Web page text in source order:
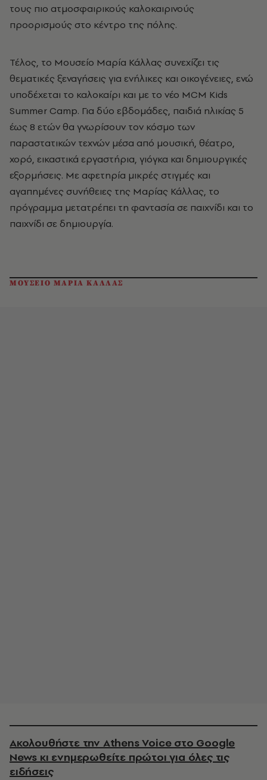
τους πιο ατμοσφαιρικούς καλοκαιρινούς
προορισμούς στο κέντρο της πόλης.
Τέλος, το Μουσείο Μαρία Κάλλας συνεχίζει τις
θεματικές ξεναγήσεις για ενήλικες και οικογένειες, ενώ
υποδέχεται το καλοκαίρι και με το νέο MCM Kids
Summer Camp. Για δύο εβδομάδες, παιδιά ηλικίας 5
έως 8 ετών θα γνωρίσουν τον κόσμο των
παραστατικών τεχνών μέσα από μουσική, θέατρο,
χορό, εικαστικά εργαστήρια, γιόγκα και δημιουργικές
εξορμήσεις. Με αφετηρία μικρές στιγμές και
αγαπημένες συνήθειες της Μαρίας Κάλλας, το
πρόγραμμα μετατρέπει τη φαντασία σε παιχνίδι και το
παιχνίδι σε δημιουργία.
ΜΟΥΣΕΙΟ ΜΑΡΙΑ ΚΑΛΛΑΣ
Ακολουθήστε την Athens Voice στο Google
News κι ενημερωθείτε πρώτοι για όλες τις
ειδήσεις